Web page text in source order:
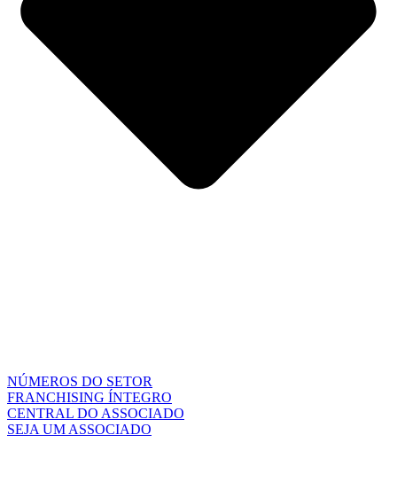
NÚMEROS DO SETOR
FRANCHISING ÍNTEGRO
CENTRAL DO ASSOCIADO
SEJA UM ASSOCIADO